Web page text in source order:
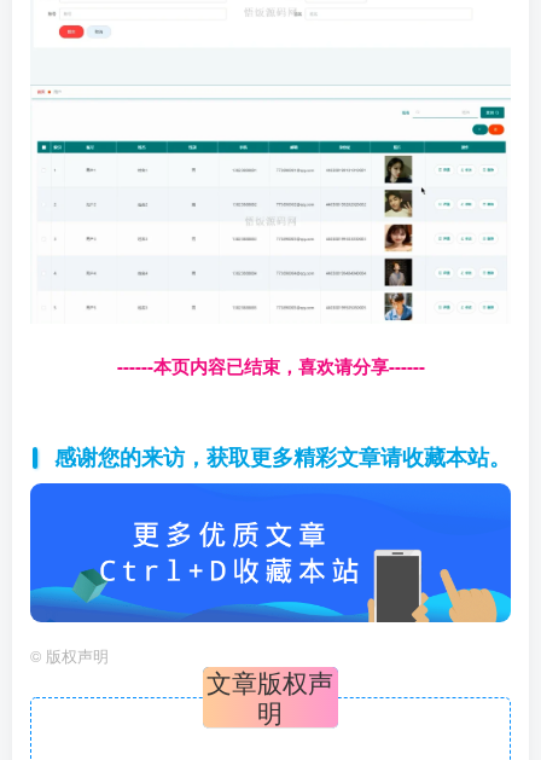
------本页内容已结束，喜欢请分享------
感谢您的来访，获取更多精彩文章请收藏本站。
© 版权声明
文章版权声
明